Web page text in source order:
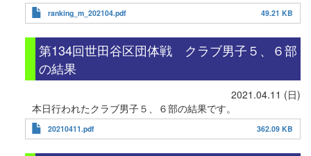
ranking_m_202104.pdf 49.21 KB
第134回世田谷区団体戦 クラブ男子５、６部
の結果
2021.04.11 (日)
本日行われたクラブ男子５、６部の結果です。
20210411.pdf 362.09 KB